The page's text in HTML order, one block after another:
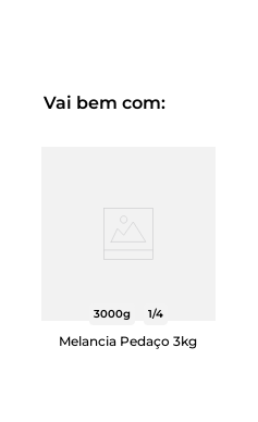
Vai bem com:
3000g 1/4
Melancia Pedaço 3kg